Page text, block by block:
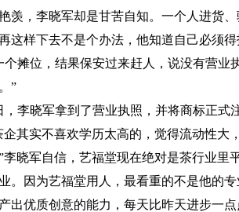
，李晓军却是甘苦自知。一个人进货、
这样下去不是个办法，他知道自己必须
个摊位，结果保安过来赶人，说没有营业
”
李晓军拿到了营业执照，并将商标正式
企其实不喜欢学历太高的，觉得流动性大
李晓军自信，艺福堂现在绝对是茶行业里
。因为艺福堂用人，最看重的不是他的
出优质创意的能力，每天比昨天进步一